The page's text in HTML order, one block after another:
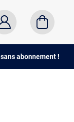
sans abonnement !